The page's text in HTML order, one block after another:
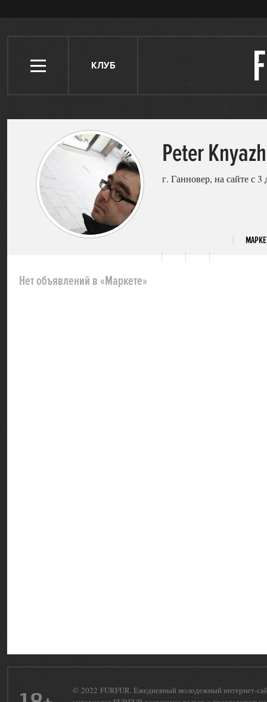
КЛУБ
Peter
г. Ганновер, на сайте с 3
Нет объявлений в «Маркете»
© 2022 FURFUR. Ежедневный молодежный интернет-